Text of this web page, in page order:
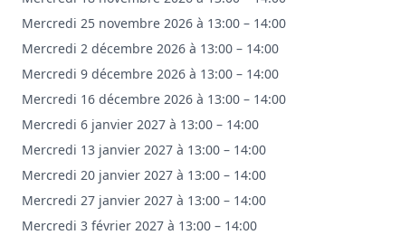
Mercredi 25 novembre 2026 à 13:00 – 14:00
Mercredi 2 décembre 2026 à 13:00 – 14:00
Mercredi 9 décembre 2026 à 13:00 – 14:00
Mercredi 16 décembre 2026 à 13:00 – 14:00
Mercredi 6 janvier 2027 à 13:00 – 14:00
Mercredi 13 janvier 2027 à 13:00 – 14:00
Mercredi 20 janvier 2027 à 13:00 – 14:00
Mercredi 27 janvier 2027 à 13:00 – 14:00
Mercredi 3 février 2027 à 13:00 – 14:00